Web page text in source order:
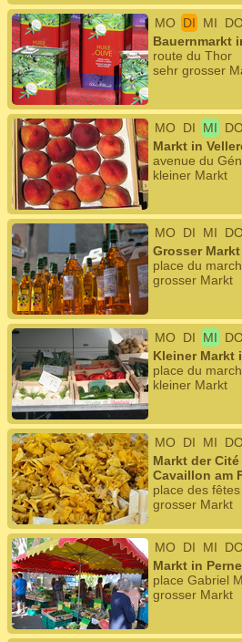
MO DI MI DO
Bauernmarkt
route du Thor
sehr grosser
MO DI MI DO
Markt in
avenue du
kleiner Markt
MO DI MI DO
Grosser
place du
grosser Markt
MO DI MI DO
Kleiner Markt
place du
kleiner Markt
MO DI MI DO
Markt der
Cavaillon am
place des fêtes
grosser Markt
MO DI MI DO
Markt in
place Gabriel
grosser Markt